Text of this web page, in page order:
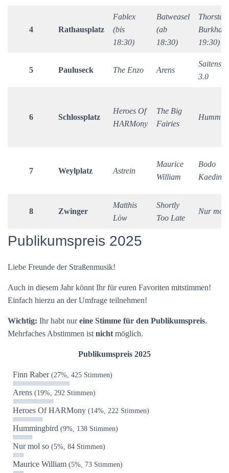
4 Rathausplatz
Fablex
(bis
18:30)
Batweasel
(ab
18:30)
Thorsten
19:30)
5 Pauluseck The Enzo Arens
3.0
6 Schlossplatz
Heroes Of
HARMony
The Big
Fairies
7 Weylplatz Astrein
Maurice
William
Bodo
Kaeding
8 Zwinger
Matthis
Löw
Shortly
Too Late
Nur mol
Publikumspreis 2025
Liebe Freunde der Straßenmusik!
Auch in diesem Jahr könnt Ihr für euren Favoriten mitstimmen!
Einfach hierzu an der Umfrage teilnehmen!
Wichtig: Ihr habt nureine Stimme für den Publikumspreis.
Mehrfaches Abstimmen ist nicht möglich.
Publikumspreis 2025
Finn Raber (27%, 425 Stimmen)
Arens (19%, 292 Stimmen)
Heroes Of HARMony (14%, 222 Stimmen)
Hummingbird (9%, 138 Stimmen)
Nur mol so (5%, 84 Stimmen)
Maurice William (5%, 73 Stimmen)